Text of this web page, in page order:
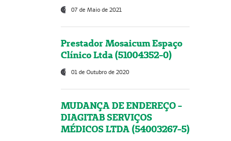
07 de Maio de 2021
Prestador Mosaicum Espaço
Clínico Ltda (51004352-0)
01 de Outubro de 2020
MUDANÇA DE ENDEREÇO -
DIAGITAB SERVIÇOS
MÉDICOS LTDA (54003267-5)